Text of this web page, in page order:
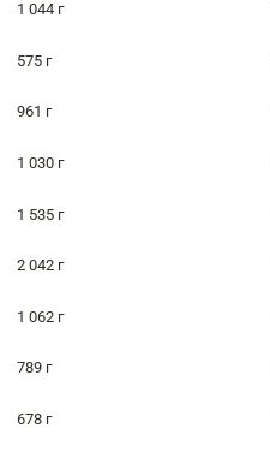
1 044 г
575 г
961 г
1 030 г
1 535 г
2 042 г
1 062 г
789 г
678 г